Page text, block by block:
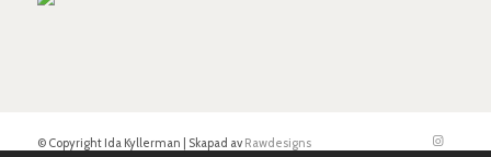
© Copyright Ida Kyllerman | Skapad avRawdesigns